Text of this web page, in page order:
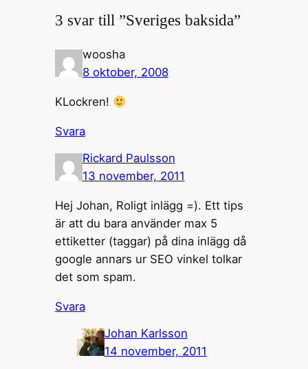
3 svar till ”Sveriges baksida”
woosha
8 oktober, 2008
KLockren!
Svara
Rickard Paulsson
13 november, 2011
Hej Johan, Roligt inlägg =). Ett tips
är att du bara använder max 5
ettiketter (taggar) på dina inlägg då
google annars ur SEO vinkel tolkar
det som spam.
Svara
Johan Karlsson
14 november, 2011